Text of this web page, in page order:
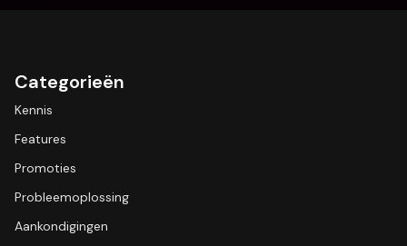
Categorieën
Kennis
Features
Promoties
Probleemoplossing
Aankondigingen